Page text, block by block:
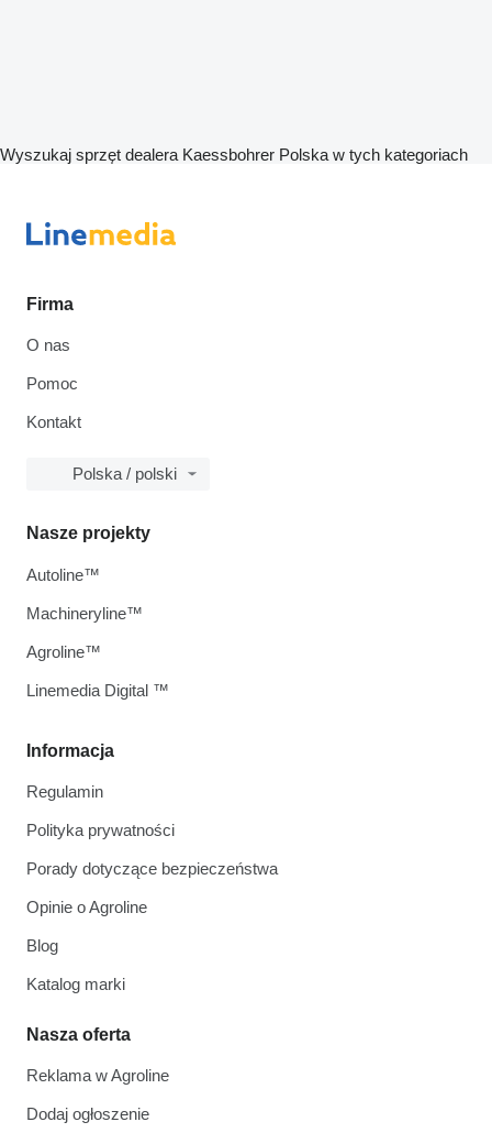
Wyszukaj sprzęt dealera Kaessbohrer Polska w tych kategoriach
Firma
O nas
Pomoc
Kontakt
Polska / polski
Informacja
Regulamin
Polityka prywatności
Porady dotyczące bezpieczeństwa
Opinie o Agroline
Blog
Katalog marki
Nasza oferta
Reklama w Agroline
Dodaj ogłoszenie
Nasze projekty
Autoline™
Machineryline™
Agroline™
Linemedia Digital ™